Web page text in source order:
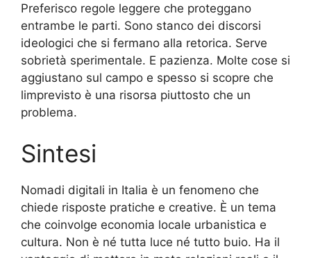
Preferisco regole leggere che proteggano
entrambe le parti. Sono stanco dei discorsi
ideologici che si fermano alla retorica. Serve
sobrietà sperimentale. E pazienza. Molte cose si
aggiustano sul campo e spesso si scopre che
limprevisto è una risorsa piuttosto che un
problema.
Sintesi
Nomadi digitali in Italia è un fenomeno che
chiede risposte pratiche e creative. È un tema
che coinvolge economia locale urbanistica e
cultura. Non è né tutta luce né tutto buio. Ha il